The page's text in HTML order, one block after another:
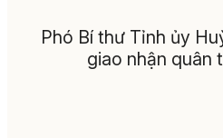
Phó Bí thư Tỉnh ủy
giao nhận quân